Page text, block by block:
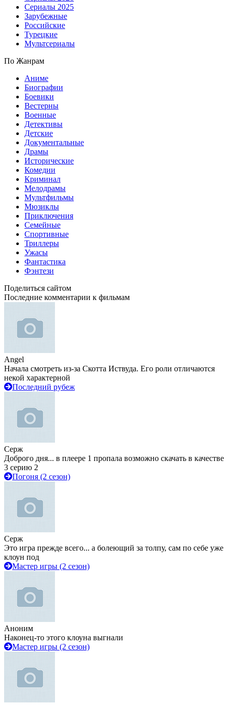
Сериалы 2025
Зарубежные
Российские
Турецкие
Мультсериалы
По Жанрам
Аниме
Биографии
Боевики
Вестерны
Военные
Детективы
Детские
Документальные
Драмы
Исторические
Комедии
Криминал
Мелодрамы
Мультфильмы
Мюзиклы
Приключения
Семейные
Спортивные
Триллеры
Ужасы
Фантастика
Фэнтези
Поделиться сайтом
Последние комментарии к фильмам
Angel
Начала смотреть из-за Скотта Иствуда. Его роли отличаются
некой характерной
Последний рубеж
Серж
Доброго дня... в плеере 1 пропала возможно скачать в качестве
3 серию 2
Погоня (2 сезон)
Серж
Это игра прежде всего... а болеющий за толпу, сам по себе уже
клоун под
Мастер игры (2 сезон)
Аноним
Наконец-то этого клоуна выгнали
Мастер игры (2 сезон)